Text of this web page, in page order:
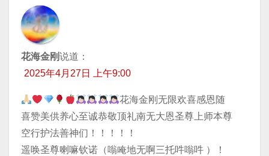
花海金刚说道：
2025年4月27日 上午9:00
花海金刚无限欢喜感恩随
喜赞美供养心至诚恭敬顶礼南无大恩圣尊上师本尊
空行护法善神们！！！！！
遥唤圣尊喇嘛钦诺（嗡唵地无啊三托吽嗡吽 ）！